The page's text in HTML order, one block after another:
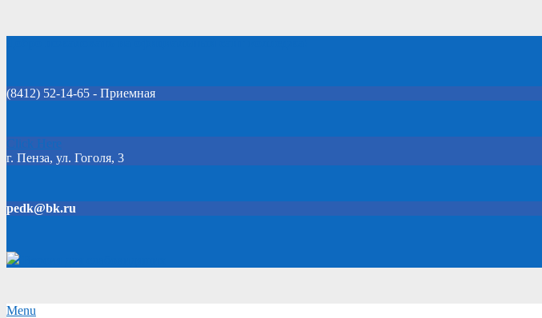
(8412) 52-14-65 - Приемная
Click Here
г. Пенза, ул. Гоголя, 3
pedk@bk.ru
Secondary
Menu